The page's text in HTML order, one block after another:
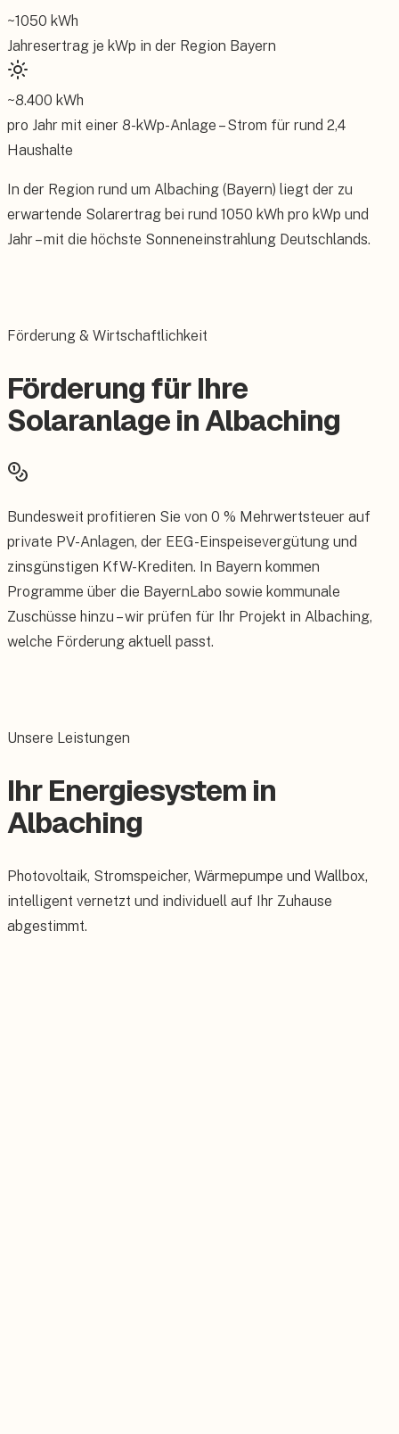
~1050 kWh
Jahresertrag je kWp in der Region Bayern
~8.400 kWh
pro Jahr mit einer 8-kWp-Anlage – Strom für rund 2,4
Haushalte
In der Region rund um Albaching (Bayern) liegt der zu
erwartende Solarertrag bei rund 1050 kWh pro kWp und
Jahr – mit die höchste Sonneneinstrahlung Deutschlands.
Förderung & Wirtschaftlichkeit
Förderung für Ihre
Solaranlage in Albaching
Bundesweit profitieren Sie von 0 % Mehrwertsteuer auf
private PV-Anlagen, der EEG-Einspeisevergütung und
zinsgünstigen KfW-Krediten. In Bayern kommen
Programme über die BayernLabo sowie kommunale
Zuschüsse hinzu – wir prüfen für Ihr Projekt in Albaching,
welche Förderung aktuell passt.
Unsere Leistungen
Ihr Energiesystem in
Albaching
Photovoltaik, Stromspeicher, Wärmepumpe und Wallbox,
intelligent vernetzt und individuell auf Ihr Zuhause
abgestimmt.